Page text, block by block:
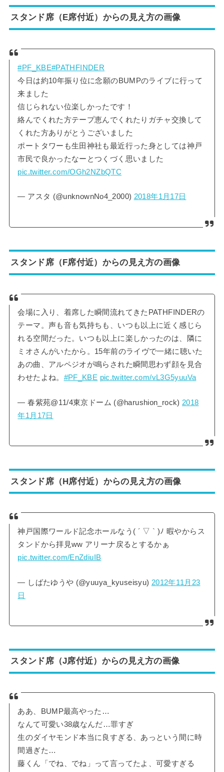
スタンド席（E席付近）からの見え方の画像
#PF_KBE#PATHFINDER
今日は約10年振り位に念願のBUMPのライブに行って
来ました
信じられない位楽しかったです！
絡んでくれた方テープ恵んでくれたりガチャ交換して
くれた方ありがとうございました
ポートタワーも生田神社も最近行った身としては神戸
市民で良かったなーとつくづく思いました
pic.twitter.com/OGh2NZbQTC
— アスタ (@unknownNo4_2000) 2018年1月17日
スタンド席（F席付近）からの見え方の画像
会場に入り、着席した瞬間流れてきたPATHFINDERの
テーマ。声も音も気持ちも、いつも以上に近く感じら
れる空間だった。いつも以上に楽しかったのは、隣に
ミオさんがいたから。15年前のライヴで一緒に聴いた
あの曲、アルペジオが鳴らされた瞬間思わず顔を見合
わせたよね。 #PF_KBE pic.twitter.com/vL3G5yuuVa
— 春紫苑@11/4東京ドーム (@harushion_rock) 2018
年1月17日
スタンド席（H席付近）からの見え方の画像
神戸国際ワールド記念ホールなう( ´ ▽ ` )ﾉ 暇やからス
タンドから拝見ww アリーナ戻るとするかぁ
pic.twitter.com/EnZdiuIB
— しばたゆうや (@yuuya_kyuseisyu) 2012年11月23
日
スタンド席（J席付近）からの見え方の画像
ああ、BUMP最高やった…
なんて可愛い38歳なんだ…罪すぎ
生のダイヤモンド本当に良すぎる、あっという間に時
間過ぎた…
藤くん「でね、でね」って言ってたよ、可愛すぎる